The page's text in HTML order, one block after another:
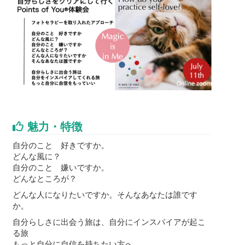
魅力・特徴
自分のこと 好きですか。
どんな風に？
自分のこと 嫌いですか。
どんなところが？
どんな人になりたいですか。そんなあなたは誰です
か。
自分らしさに出会う旅は、自分にインスパイアが起こ
る旅